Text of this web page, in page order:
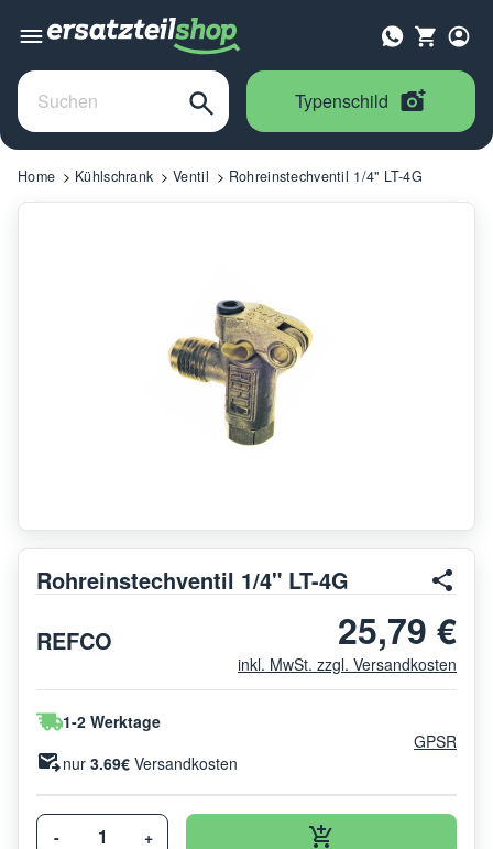
Typenschild
Home Kühlschrank Ventil Rohreinstechventil 1/4" LT-4G
Rohreinstechventil 1/4" LT-4G
REFCO
25,79 €
inkl. MwSt. zzgl. Versandkosten
1-2 Werktage
nur 3.69€ Versandkosten
GPSR
- +